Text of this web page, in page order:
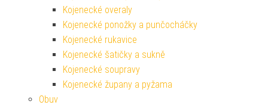
Kojenecké overaly
Kojenecké ponožky a punčocháčky
Kojenecké rukavice
Kojenecké šatičky a sukně
Kojenecké soupravy
Kojenecké župany a pyžama
Obuv